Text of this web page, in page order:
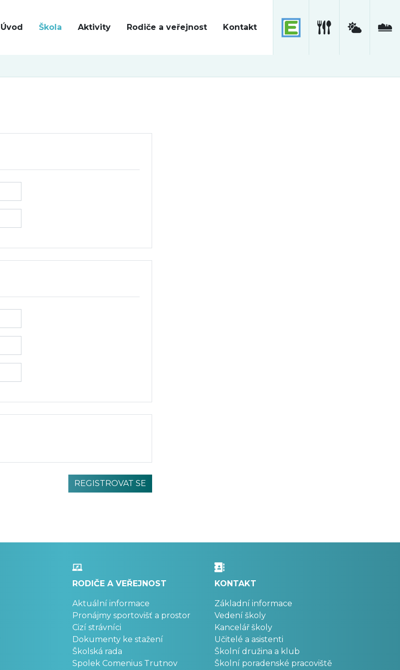
Úvod Škola Aktivity Rodiče a veřejnost Kontakt
RODIČE A VEŘEJNOST
Aktuální informace
Pronájmy sportovišť a prostor
Cizí strávníci
Dokumenty ke stažení
Školská rada
Spolek Comenius Trutnov
KONTAKT
Základní informace
Vedení školy
Kancelář školy
Učitelé a asistenti
Školní družina a klub
Školní poradenské pracoviště